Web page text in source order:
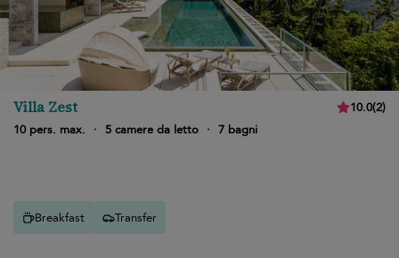
Villa Zest 10.0(2)
10 pers. max.
· 5 camere da letto · 7 bagni
Breakfast Transfer